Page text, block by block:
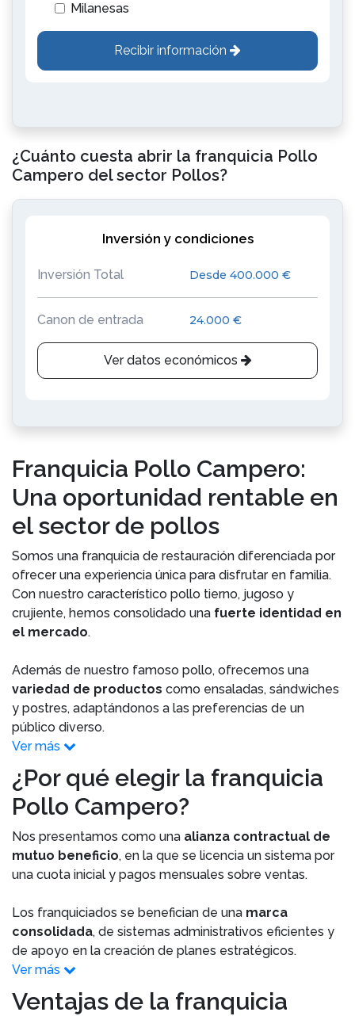
Milanesas
Recibir información
¿Cuánto cuesta abrir la franquicia Pollo
Campero del sector Pollos?
Inversión y condiciones
Inversión Total Desde 400.000 €
Canon de entrada 24.000 €
Ver datos económicos
Franquicia Pollo Campero:
Una oportunidad rentable en
el sector de pollos
Somos una franquicia de restauración diferenciada por
ofrecer una experiencia única para disfrutar en familia.
Con nuestro característico pollo tierno, jugoso y
crujiente, hemos consolidado una fuerte identidad en
el mercado.
Además de nuestro famoso pollo, ofrecemos una
variedad de productos como ensaladas, sándwiches
y postres, adaptándonos a las preferencias de un
público diverso.
Ver más
¿Por qué elegir la franquicia
Pollo Campero?
Nos presentamos como una alianza contractual de
mutuo beneficio, en la que se licencia un sistema por
una cuota inicial y pagos mensuales sobre ventas.
Los franquiciados se benefician de una marca
consolidada, de sistemas administrativos eficientes y
de apoyo en la creación de planes estratégicos.
Ver más
Ventajas de la franquicia